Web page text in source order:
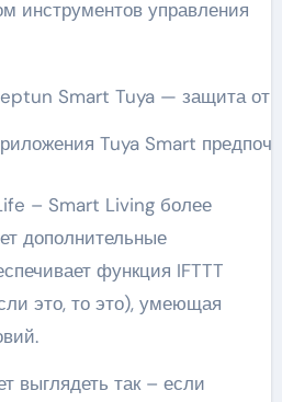
инструментов управления
Tuya Smart
– Smart Living более
дополнительные
функция IFTTT
это, то это), умеющая
выглядеть так – если